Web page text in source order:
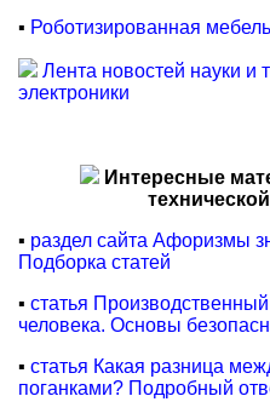
▪ Роботизированная
Лента новостей науки и
электроники
Интересные
▪ раздел сайта Афоризмы
Подборка статей
▪ статья
человека. Основы
▪ статья Какая разница
поганками? Подробный